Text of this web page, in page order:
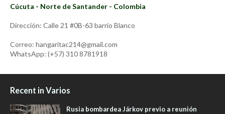
Cúcuta - Norte de Santander - Colombia
Dirección: Calle 21 #0B-63 barrio Blanco
Correo: hangaritac214@gmail.com
WhatsApp: (+57) 310 8781918
Recent in Varios
Rusia bombardea Járkov previo a reunión